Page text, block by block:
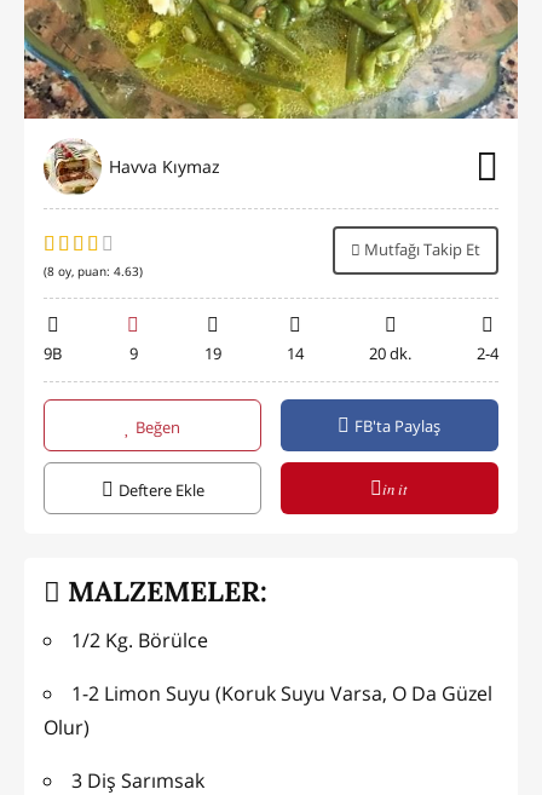
Havva Kıymaz
(8 oy, puan: 4.63)
Mutfağı Takip Et
9B 9 19 14 20 dk. 2-4
Beğen FB'ta Paylaş
Deftere Ekle in it
MALZEMELER:
1/2 Kg. Börülce
1-2 Limon Suyu (Koruk Suyu Varsa, O Da Güzel
Olur)
3 Diş Sarımsak